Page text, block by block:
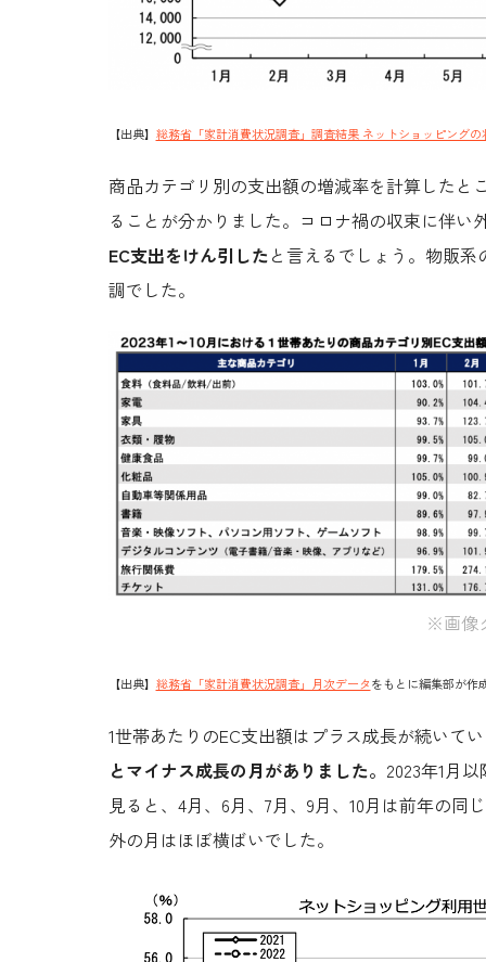
【出典】 総務省「家計消費状況調査」調査結果 ネットショッピング
商品カテゴリ別の支出額の増減率を計算した
ることが分かりました。コロナ禍の収束に伴
EC支出をけん引したと言えるでしょう。物販
調でした。
※画像
【出典】 総務省「家計消費状況調査」月次データをもとに編集部が作
1世帯あたりのEC支出額はプラス成長が続いて
とマイナス成長の月がありました。 2023年1月
見ると、 4月、 6月、 7月、 9月、 10月は前年の同
外の月はほぼ横ばいでした。